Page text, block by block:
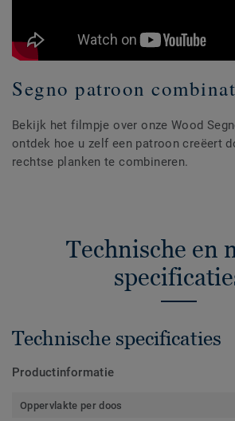
Segno patroon
Bekijk het filmpje over onze Wood
ontdek hoe u zelf een patroon creëert
rechtse planken te combineren.
Technische en
Technische specificaties
Productinformatie
Oppervlakte per doos